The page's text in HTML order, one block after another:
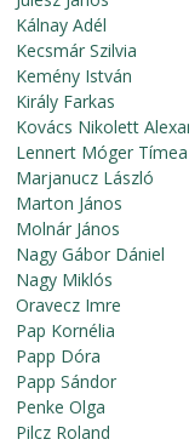
Kálnay Adél
Kecsmár Szilvia
Kemény István
Király Farkas
Kovács Nikolett
Lennert Móger Tímea
Marjanucz László
Marton János
Molnár János
Nagy Gábor Dániel
Nagy Miklós
Oravecz Imre
Pap Kornélia
Papp Dóra
Papp Sándor
Penke Olga
Pilcz Roland